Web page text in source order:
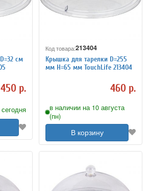
см
450 р.
Код товара:213404
Крышка для тарелки D=255
мм H=65 мм TouchLife 213404
460 р.
в наличии на 10 августа
(пн)
В корзину